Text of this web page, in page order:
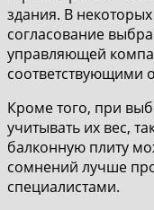
здания. В
согласование
управляющей
соответствующими
Кроме того, при
учитывать их вес,
балконную плиту
сомнений лучше
специалистами.